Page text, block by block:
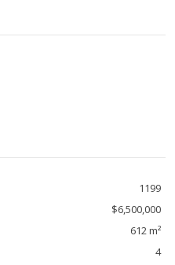
1199
$6,500,000
612 m²
4